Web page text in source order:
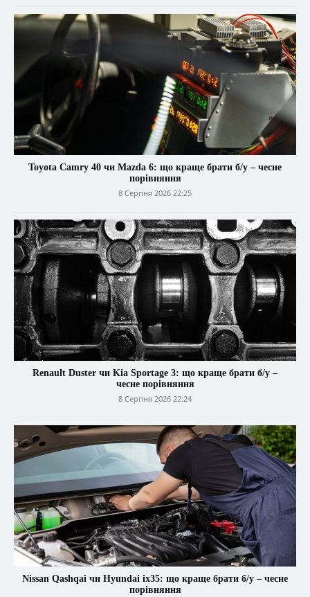
Toyota Camry 40 чи Mazda 6: що краще брати б/у – чесне
порівняння
8 Серпня 2026 22:25
Renault Duster чи Kia Sportage 3: що краще брати б/у –
чесне порівняння
8 Серпня 2026 22:24
Nissan Qashqai чи Hyundai ix35: що краще брати б/у – чесне
порівняння